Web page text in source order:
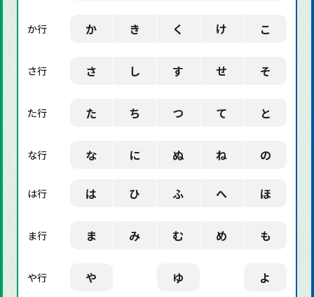
か行 か き く け こ
さ行 さ し す せ そ
た行 た ち つ て と
な行 な に ぬ ね の
は行 は ひ ふ へ ほ
ま行 ま み む め も
や行 や ゆ よ